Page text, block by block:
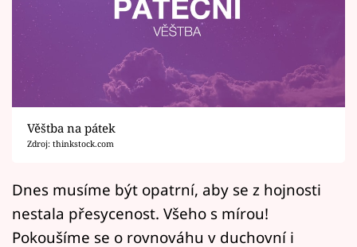
Horoskopy
Sledujte prima+
Filmový festival Karlovy Vary
Pořady
Mámy sobě
Přihlášení
Věštba na pátek
Zdroj: thinkstock.com
Dnes musíme být opatrní, aby se z hojnosti
nestala přesycenost. Všeho s mírou!
Pokoušíme se o rovnováhu v duchovní i